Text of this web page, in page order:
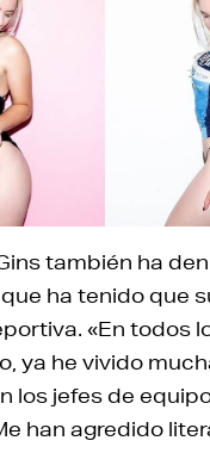
también ha
ha tenido que
«En todos
ya he vivido
los jefes de
han agredido